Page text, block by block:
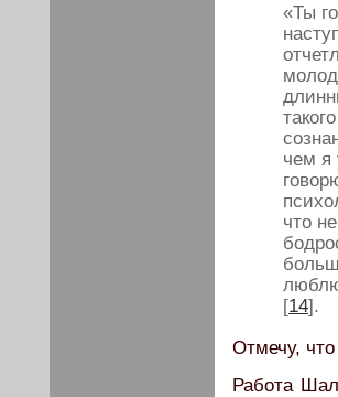
«Ты
чем я
что
[14].
Отмечу,
Работа